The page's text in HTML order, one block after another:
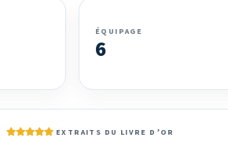
ÉQUIPAGE
6
EXTRAITS DU LIVRE D’OR